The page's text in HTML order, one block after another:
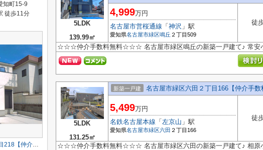
5LDK
139.99㎡
4,999万円
名古屋市営桜通線 「 神沢 」駅
愛知県名古屋市緑区鳴丘 ２丁目509
徒
☆☆☆仲介手数料無料☆☆☆ 名古屋市緑区鳴丘の新築一戸建て♪ 常安
5LDK
131.25㎡
新築一戸建 名古屋市緑区六田２丁目166【仲介手
5,499万円
名鉄名古屋本線 「 左京山 」駅
愛知県名古屋市緑区六田 ２丁目166
徒
☆☆☆仲介手数料無料☆☆☆ 名古屋市緑区六田の新築一戸建て♪ 相原
知町15-9
徒歩11分
名古屋市港区福田2丁目218【仲介手数料無料】新築一戸建て B号棟